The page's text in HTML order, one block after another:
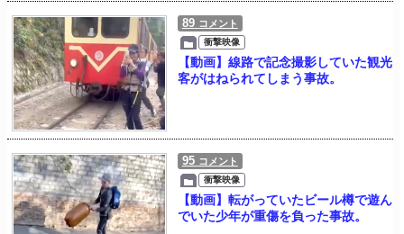
89 コメント
衝撃映像
【動画】線路で記念撮影していた観光
客がはねられてしまう事故。
95 コメント
衝撃映像
【動画】転がっていたビール樽で遊ん
でいた少年が重傷を負った事故。